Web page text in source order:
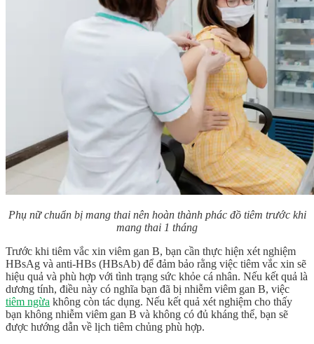
Phụ nữ chuẩn bị mang thai nên hoàn thành phác đồ tiêm trước khi
mang thai 1 tháng
Trước khi tiêm vắc xin viêm gan B, bạn cần thực hiện xét nghiệm
HBsAg và anti-HBs (HBsAb) để đảm bảo rằng việc tiêm vắc xin sẽ
hiệu quả và phù hợp với tình trạng sức khỏe cá nhân. Nếu kết quả là
dương tính, điều này có nghĩa bạn đã bị nhiễm viêm gan B, việc
tiêm ngừa không còn tác dụng. Nếu kết quả xét nghiệm cho thấy
bạn không nhiễm viêm gan B và không có đủ kháng thể, bạn sẽ
được hướng dẫn về lịch tiêm chủng phù hợp.